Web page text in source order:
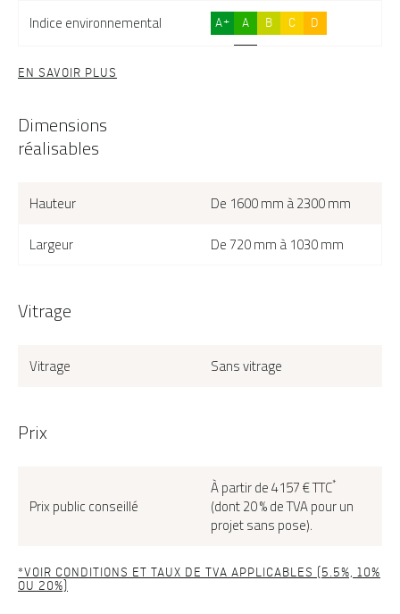
Indice environnemental A+ A B C D
EN SAVOIR PLUS
Dimensions
réalisables
Hauteur
De 1600 mm à 2300 mm
Largeur
De 720 mm à 1030 mm
Vitrage
Vitrage Sans vitrage
Prix
Prix public conseillé
À partir de 4157 € TTC*
(dont 20 % de TVA pour un
projet sans pose).
*VOIR CONDITIONS ET TAUX DE TVA APPLICABLES (5.5%, 10%
OU 20%)